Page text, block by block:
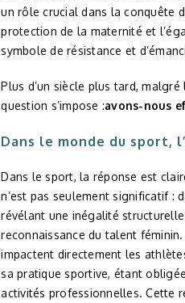
un rôle crucial dans la conquête
protection de la maternité et
symbole de résistance et
Plus d’un siècle plus tard,
question s’impose :avons-nous
Dans le monde du sport,
Dans le sport, la réponse est
n’est pas seulement significatif :
révélant une inégalité
reconnaissance du talent
impactent directement les
sa pratique sportive, étant
activités professionnelles. Cette